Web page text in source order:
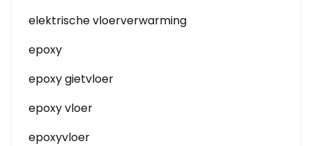
elektrische vloerverwarming
epoxy
epoxy gietvloer
epoxy vloer
epoxyvloer